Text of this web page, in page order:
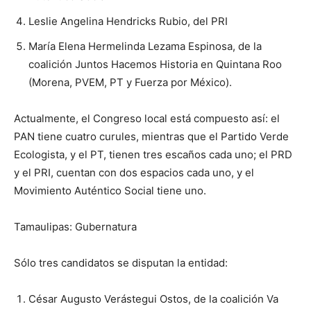
Leslie Angelina Hendricks Rubio, del PRI
María Elena Hermelinda Lezama Espinosa, de la
coalición Juntos Hacemos Historia en Quintana Roo
(Morena, PVEM, PT y Fuerza por México).
Actualmente, el Congreso local está compuesto así: el
PAN tiene cuatro curules, mientras que el Partido Verde
Ecologista, y el PT, tienen tres escaños cada uno; el PRD
y el PRI, cuentan con dos espacios cada uno, y el
Movimiento Auténtico Social tiene uno.
Tamaulipas: Gubernatura
Sólo tres candidatos se disputan la entidad:
César Augusto Verástegui Ostos, de la coalición Va